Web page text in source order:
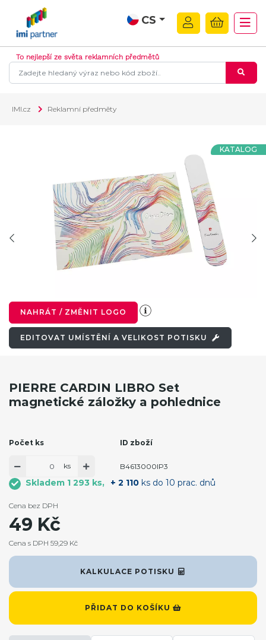
CS
To nejlepší ze světa reklamních předmětů
IMI.cz Reklamní předměty
KATALOG
NAHRÁT / ZMĚNIT LOGO
EDITOVAT UMÍSTĚNÍ A VELIKOST POTISKU
PIERRE CARDIN LIBRO Set
magnetické záložky a pohlednice
Počet ks ID zboží
Skladem 1 293 ks + 2 110 ks do 10 prac. dnů
ks B4613000IP3
KALKULACE POTISKU
PŘIDAT DO KOŠÍKU
Cena bez DPH
49 Kč
Cena s DPH 59,29 Kč